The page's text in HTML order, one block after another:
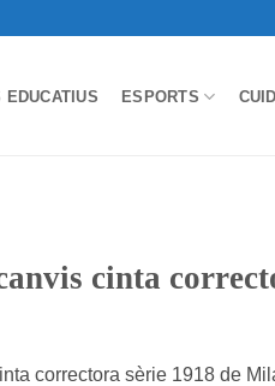
EDUCATIUS ESPORTS
cinta
correctora sèrie 1918 de